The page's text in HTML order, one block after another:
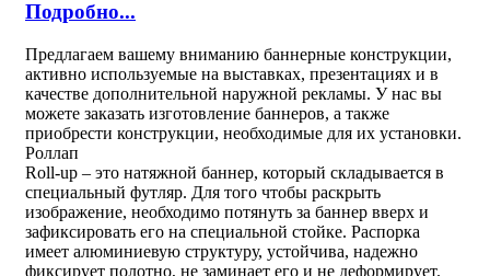
Подробно...
Предлагаем вашему вниманию баннерные конструкции,
активно используемые на выставках, презентациях и в
качестве дополнительной наружной рекламы. У нас вы
можете заказать изготовление баннеров, а также
приобрести конструкции, необходимые для их установки.
Роллап
Roll-up – это натяжной баннер, который складывается в
специальный футляр. Для того чтобы раскрыть
изображение, необходимо потянуть за баннер вверх и
зафиксировать его на специальной стойке. Распорка
имеет алюминиевую структуру, устойчива, надежно
фиксирует полотно, не заминает его и не деформирует.